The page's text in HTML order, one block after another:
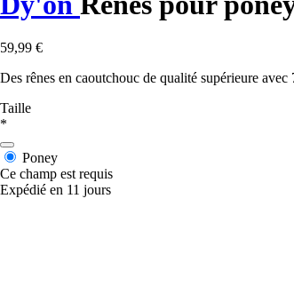
59,99 €
Des rênes en caoutchouc de qualité supérieure
Taille
*
Poney
Ce champ est requis
Expédié en 11 jours